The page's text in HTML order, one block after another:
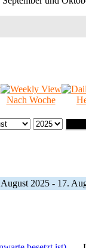
Nach Woche
August 2025 - 17.